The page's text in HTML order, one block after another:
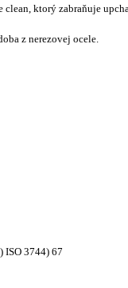
ktorý zabraňuje
z nerezovej ocele.
ISO 3744) 67